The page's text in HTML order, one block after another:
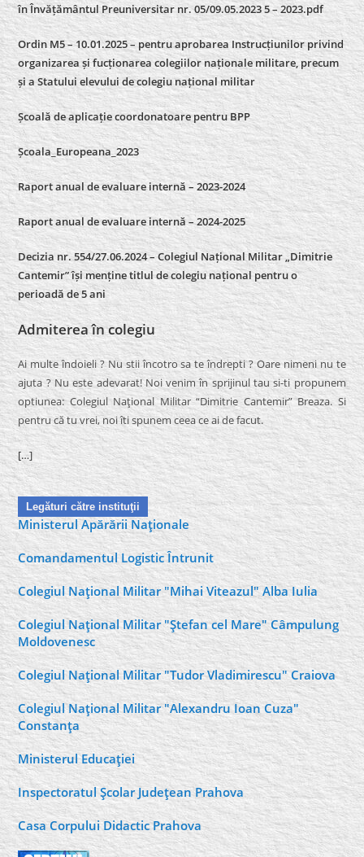
în Învățământul Preuniversitar nr. 05/09.05.2023 5 – 2023.pdf
Ordin M5 – 10.01.2025 – pentru aprobarea Instrucțiunilor privind
organizarea și fucționarea colegiilor naționale militare, precum
și a Statului elevului de colegiu național militar
Școală de aplicație coordonatoare pentru BPP
Școala_Europeana_2023
Raport anual de evaluare internă – 2023-2024
Raport anual de evaluare internă –2024-2025
Decizia nr. 554/27.06.2024 – Colegiul Național Militar „Dimitrie
Cantemir” își menține titlul de colegiu național pentru o
perioadă de 5 ani
Admiterea în colegiu
Ai multe îndoieli ? Nu stii încotro sa te îndrepti ? Oare nimeni nu te
ajuta ? Nu este adevarat! Noi venim în sprijinul tau si-ti propunem
optiunea: Colegiul Naţional Militar “Dimitrie Cantemir” Breaza. Si
pentru că tu vrei, noi îti spunem ceea ce ai de facut.
[…]
Legături către instituţii
Ministerul Apărării Naţionale
Comandamentul Logistic Întrunit
Colegiul Naţional Militar "Mihai Viteazul" Alba Iulia
Colegiul Naţional Militar "Ştefan cel Mare" Câmpulung
Moldovenesc
Colegiul Naţional Militar "Tudor Vladimirescu" Craiova
Colegiul Naţional Militar "Alexandru Ioan Cuza"
Constanţa
Ministerul Educaţiei
Inspectoratul Şcolar Judeţean Prahova
Casa Corpului Didactic Prahova